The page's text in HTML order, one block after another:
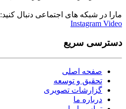
مارا در شبکه های اجتماعی دنبال کنید:
Instagram Video
دسترسی سریع
صفحه اصلی
تحقیق و توسعه
گزارشات تصویری
درباره ما